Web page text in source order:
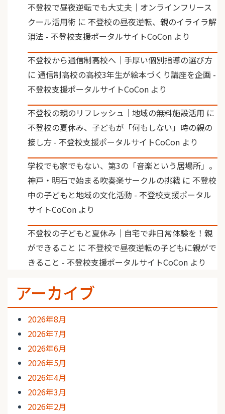
不登校で昼夜逆転でも大丈夫｜オンラインフリース
クール活用術 に 不登校の昼夜逆転、親のイライラ解
消法 - 不登校支援ポータルサイトCoCon より
不登校から通信制高校へ｜手厚い個別指導の選び方
に 通信制高校の高校3年生が絵本づくり講座を企画 -
不登校支援ポータルサイトCoCon より
不登校の親のリフレッシュ｜地域の無料施設活用 に
不登校の夏休み、子どもが「何もしない」時の親の
接し方 - 不登校支援ポータルサイトCoCon より
学校でも家でもない、第3の「音楽という居場所」。
神戸・明石で始まる吹奏楽サークルの挑戦 に 不登校
中の子どもと地域の文化活動 - 不登校支援ポータル
サイトCoCon より
不登校の子どもと夏休み｜自宅で非日常体験を！親
ができること に 不登校で昼夜逆転の子どもに親がで
きること - 不登校支援ポータルサイトCoCon より
アーカイブ
2026年8月
2026年7月
2026年6月
2026年5月
2026年4月
2026年3月
2026年2月